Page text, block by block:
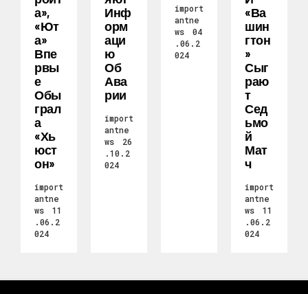
А»,
«Ют
А»
Впе
Рвы
Е
Обы
Грал
А
«Хь
Юст
Он»
import
antne
ws
11
.06.2
024
Инф
Орм
Аци
Ю
Об
Ава
Рии
import
antne
ws
26
.10.2
024
import
antne
ws
04
.06.2
024
«Ва
Шин
Гтон
»
Сыг
Раю
Т
Сед
Ьмо
Й
Мат
Ч
import
antne
ws
11
.06.2
024